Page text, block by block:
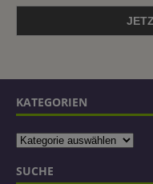
KATEGORIEN
SUCHE